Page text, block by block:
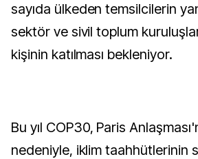
sayıda ülkeden temsilcilerin
sektör ve sivil toplum
kişinin katılması bekleniyor.
Bu yıl COP30, Paris
nedeniyle, iklim taahhütlerinin